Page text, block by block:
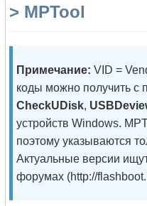
> MPTool
Примечание: VID =
коды можно получить
CheckUDisk,
устройств Windows.
поэтому указываются
Актуальные версии
форумах (http://